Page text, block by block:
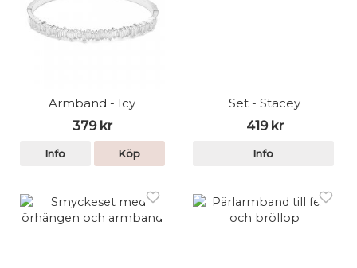
Armband - Icy
379 kr
Info Köp
Set - Stacey
419 kr
Info